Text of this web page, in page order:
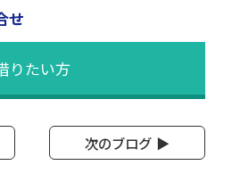
せ
りたい方
次のブログ